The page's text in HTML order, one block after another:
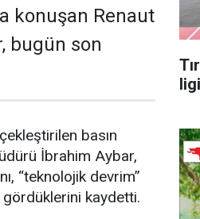
konuşan Renaut
bugün son
basın
İbrahim Aybar,
“teknolojik devrim”
gördüklerini kaydetti.